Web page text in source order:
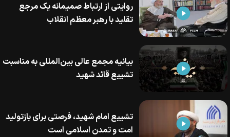
روایتی از ارتباط صمیمانه یک مرجع
تقلید با رهبر معظم انقلاب
بیانیه مجمع عالی بین‌المللی به مناسبت
تشییع قائد شهید
تشییع امام شهید، فرصتی برای بازتولید
امت و تمدن اسلامی است